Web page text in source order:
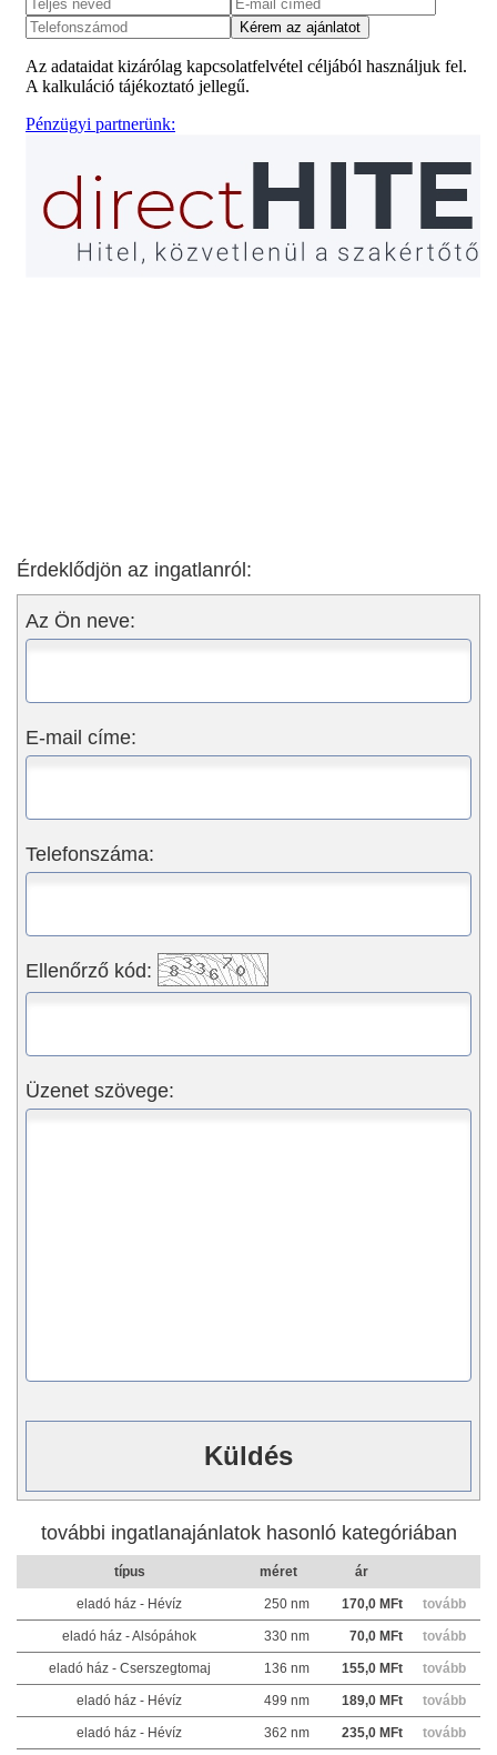
Érdeklődjön az ingatlanról:
Az Ön neve:
E-mail címe:
Telefonszáma:
Ellenőrző kód:
Üzenet szövege:
további ingatlanajánlatok hasonló kategóriában
típus méret ár
eladó ház - Hévíz 250 nm 170,0 MFt tovább
eladó ház - Alsópáhok 330 nm 70,0 MFt tovább
eladó ház - Cserszegtomaj 136 nm 155,0 MFt tovább
eladó ház - Hévíz 499 nm 189,0 MFt tovább
eladó ház - Hévíz 362 nm 235,0 MFt tovább